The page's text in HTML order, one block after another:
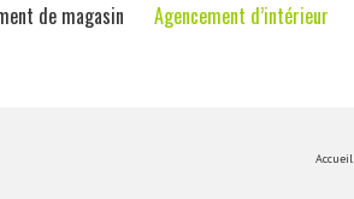
de magasin Agencement d’intérieur
Accueil